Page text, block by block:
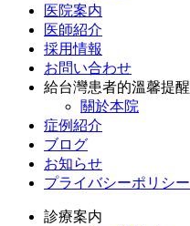
医院案内
医師紹介
採用情報
お問い合わせ
給台灣患者的溫馨提醒
關於本院
症例紹介
ブログ
お知らせ
プライバシーポリシー
診療案内